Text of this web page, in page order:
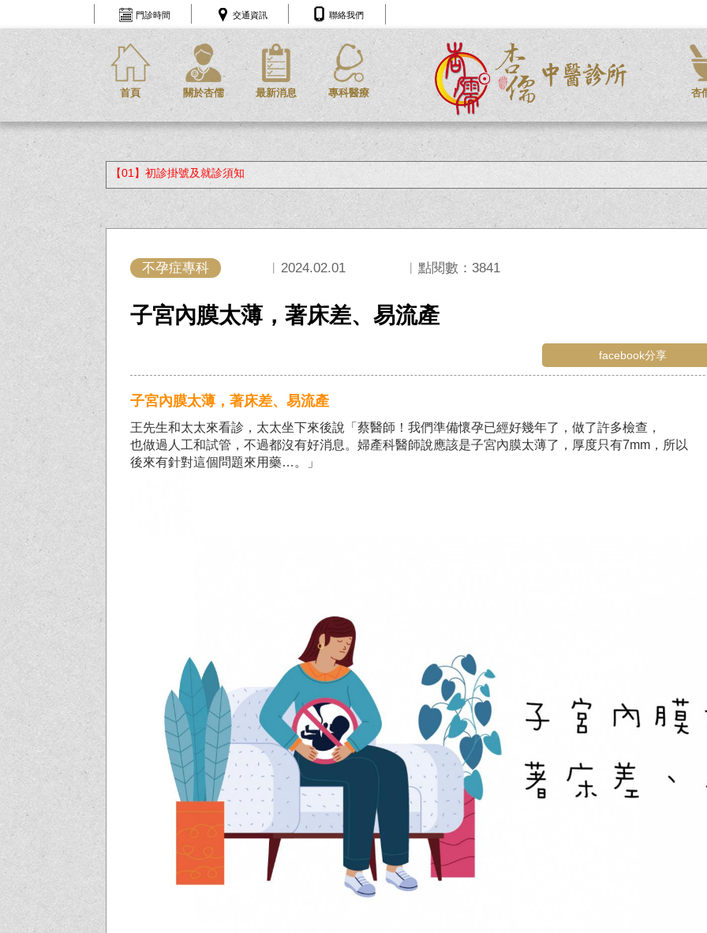
門診時間 交通資訊 聯絡我們
首頁 關於杏儒 最新消息 專科醫療 杏
【01】初診掛號及就診須知
不孕症專科 ︱2024.02.01 ︱點閱數：3841
子宮內膜太薄，著床差、易流產
facebook分享
子宮內膜太薄，著床差、易流產
王先生和太太來看診，太太坐下來後說「蔡醫師！我們準備懷孕已經好幾年了，做了許多檢查，
也做過人工和試管，不過都沒有好消息。婦產科醫師說應該是子宮內膜太薄了，厚度只有7mm，所以
後來有針對這個問題來用藥…。」